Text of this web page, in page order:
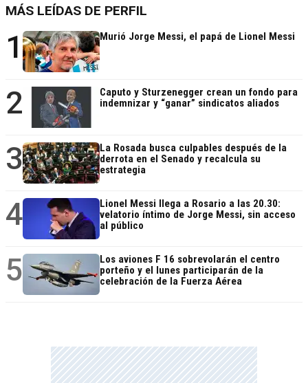
MÁS LEÍDAS DE PERFIL
1 Murió Jorge Messi, el papá de Lionel Messi
2
Caputo y Sturzenegger crean un fondo para
indemnizar y “ganar” sindicatos aliados
3
La Rosada busca culpables después de la
derrota en el Senado y recalcula su
estrategia
4
Lionel Messi llega a Rosario a las 20.30:
velatorio íntimo de Jorge Messi, sin acceso
al público
5
Los aviones F 16 sobrevolarán el centro
porteño y el lunes participarán de la
celebración de la Fuerza Aérea